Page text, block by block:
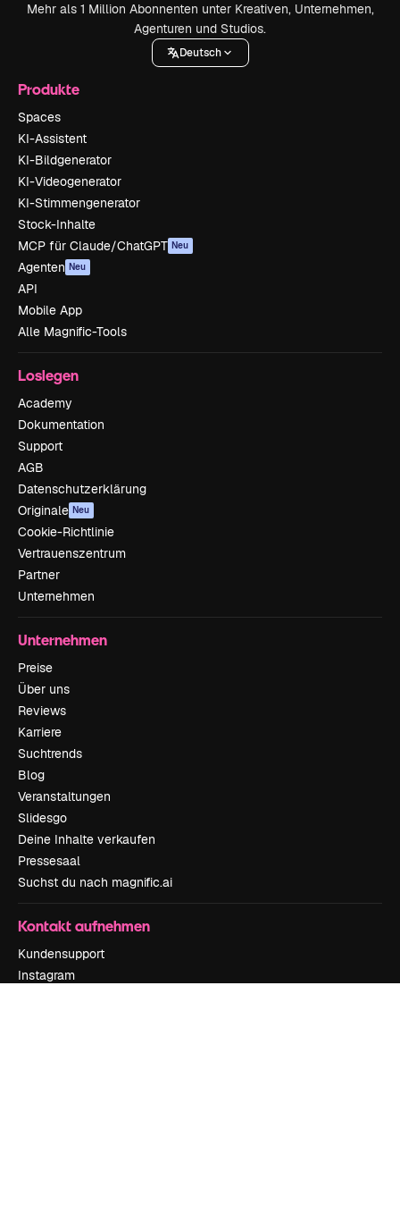
Mehr als 1 Million Abonnenten unter Kreativen, Unternehmen,
Agenturen und Studios.
Deutsch
Produkte
Spaces
KI-Assistent
KI-Bildgenerator
KI-Videogenerator
KI-Stimmengenerator
Stock-Inhalte
MCP für Claude/ChatGPT Neu
Agenten Neu
API
Mobile App
Alle Magnific-Tools
Loslegen
Academy
Dokumentation
Support
AGB
Datenschutzerklärung
Originale Neu
Cookie-Richtlinie
Vertrauenszentrum
Partner
Unternehmen
Unternehmen
Preise
Über uns
Reviews
Karriere
Suchtrends
Blog
Veranstaltungen
Slidesgo
Deine Inhalte verkaufen
Pressesaal
Suchst du nach magnific.ai
Kontakt aufnehmen
Kundensupport
Instagram